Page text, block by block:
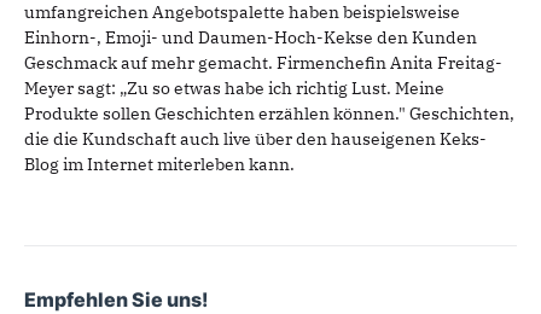
umfangreichen Angebotspalette haben beispielsweise
Einhorn-, Emoji- und Daumen-Hoch-Kekse den Kunden
Geschmack auf mehr gemacht. Firmenchefin Anita Freitag-
Meyer sagt: „Zu so etwas habe ich richtig Lust. Meine
Produkte sollen Geschichten erzählen können." Geschichten,
die die Kundschaft auch live über den hauseigenen Keks-
Blog im Internet miterleben kann.
Empfehlen Sie uns!